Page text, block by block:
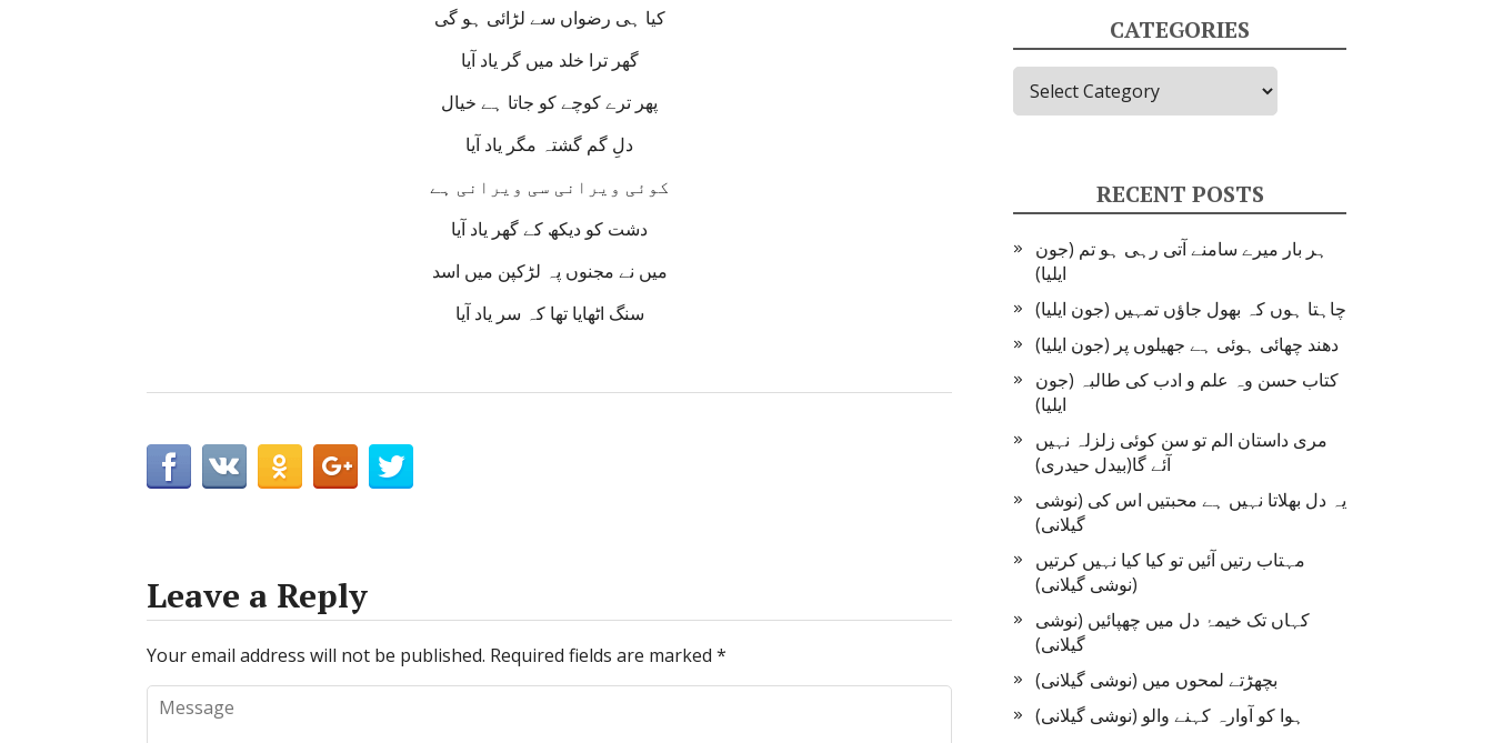
کیا ہی رضواں سے لڑائی ہو گی
گھر ترا خلد میں گر یاد آیا
پھر ترے کوچے کو جاتا ہے خیال
دلِ گم گشتہ مگر یاد آیا
کوئی ویرانی سی ویرانی ہے
دشت کو دیکھ کے گھر یاد آیا
میں نے مجنوں پہ لڑکپن میں اسد
سنگ اٹھایا تھا کہ سر یاد آیا
Leave a Reply
Your email address will not be published. Required fields are marked *
CATEGORIES
Categories
RECENT POSTS
ہر بار میرے سامنے آتی رہی ہو تم (جون
ایلیا)
چاہتا ہوں کہ بھول جاؤں تمہیں (جون ایلیا)
دھند چھائی ہوئی ہے جھیلوں پر (جون ایلیا)
کتاب حسن وہ علم و ادب کی طالبہ (جون
ایلیا)
مری داستان الم تو سن کوئی زلزلہ نہیں
آئے گا(بیدل حیدری)
یہ دل بھلاتا نہیں ہے محبتیں اس کی (نوشی
گیلانی)
مہتاب رتیں آئیں تو کیا کیا نہیں کرتیں
(نوشی گیلانی)
کہاں تک خیمۂ دل میں چھپائیں (نوشی
گیلانی)
بچھڑتے لمحوں میں (نوشی گیلانی)
ہوا کو آوارہ کہنے والو (نوشی گیلانی)